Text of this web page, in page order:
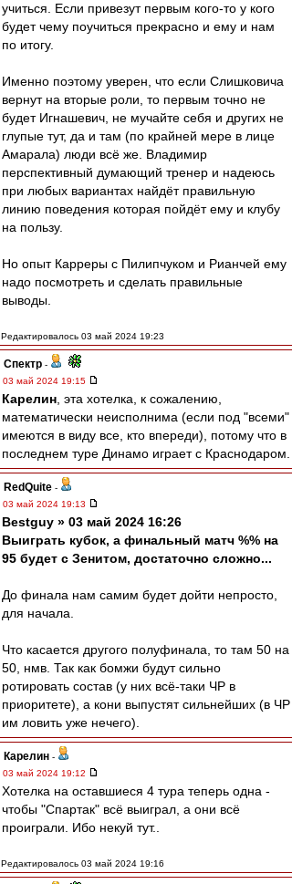
учиться. Если привезут первым кого-то у кого
будет чему поучиться прекрасно и ему и нам
по итогу.
Именно поэтому уверен, что если Слишковича
вернут на вторые роли, то первым точно не
будет Игнашевич, не мучайте себя и других не
глупые тут, да и там (по крайней мере в лице
Амарала) люди всё же. Владимир
перспективный думающий тренер и надеюсь
при любых вариантах найдёт правильную
линию поведения которая пойдёт ему и клубу
на пользу.
Но опыт Карреры с Пилипчуком и Рианчей ему
надо посмотреть и сделать правильные
выводы.
Редактировалось 03 май 2024 19:23
Спектр -
03 май 2024 19:15
Карелин , эта хотелка, к сожалению,
математически неисполнима (если под "всеми"
имеются в виду все, кто впереди), потому что в
последнем туре Динамо играет с Краснодаром.
RedQuite -
03 май 2024 19:13
Bestguy » 03 май 2024 16:26
Выиграть кубок, а финальный матч %% на
95 будет с Зенитом, достаточно сложно...
До финала нам самим будет дойти непросто,
для начала.
Что касается другого полуфинала, то там 50 на
50, нмв. Так как бомжи будут сильно
ротировать состав (у них всё-таки ЧР в
приоритете), а кони выпустят сильнейших (в ЧР
им ловить уже нечего).
Карелин -
03 май 2024 19:12
Хотелка на оставшиеся 4 тура теперь одна -
чтобы "Спартак" всё выиграл, а они всё
проиграли. Ибо некуй тут..
Редактировалось 03 май 2024 19:16